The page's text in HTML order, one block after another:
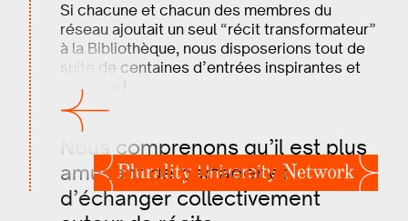
Si chacune et chacun des membres du
réseau ajoutait un seul “récit transformateur”
à la Bibliothèque, nous disposerions tout de
suite de centaines d’entrées inspirantes et
diverses !
Nous comprenons qu’il est plus
amusant de partager et
d’échanger collectivement